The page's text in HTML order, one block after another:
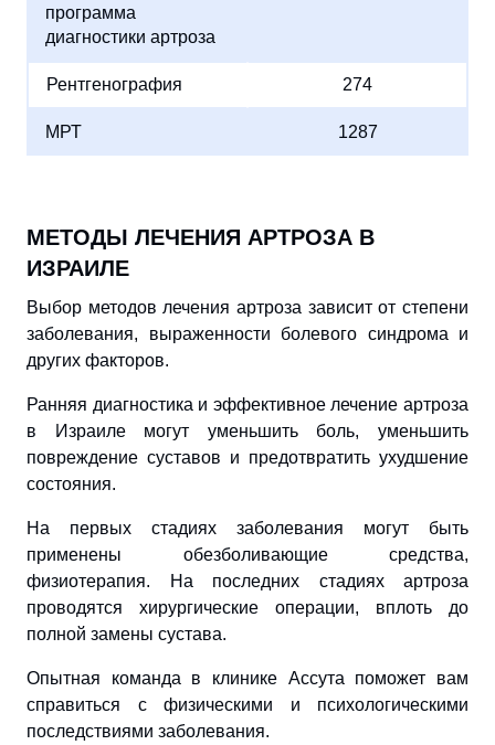
программа
диагностики артроза
Рентгенография 274
МРТ 1287
МЕТОДЫ ЛЕЧЕНИЯ АРТРОЗА В
ИЗРАИЛЕ
Выбор методов лечения артроза зависит от степени
заболевания, выраженности болевого синдрома и
других факторов.
Ранняя диагностика и эффективное лечение артроза
в Израиле могут уменьшить боль, уменьшить
повреждение суставов и предотвратить ухудшение
состояния.
На первых стадиях заболевания могут быть
применены обезболивающие средства,
физиотерапия. На последних стадиях артроза
проводятся хирургические операции, вплоть до
полной замены сустава.
Опытная команда в клинике Ассута поможет вам
справиться с физическими и психологическими
последствиями заболевания.